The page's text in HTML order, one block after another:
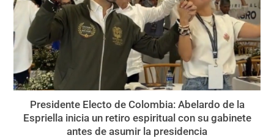
Presidente Electo de Colombia: Abelardo de la
Espriella inicia un retiro espiritual con su gabinete
antes de asumir la presidencia